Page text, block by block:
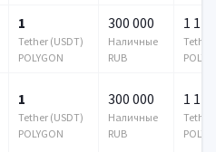
1
Tether (USDT)
POLYGON
300 000
Наличные
RUB
1
Tether
1
Tether (USDT)
POLYGON
300 000
Наличные
RUB
1
Tether